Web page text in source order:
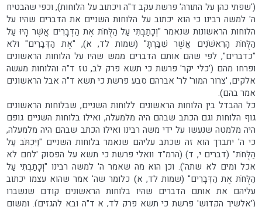
('שפתי כהן על התורה' פרשת עקב ד"ה ויכתוב על הלוחות), וכפי שהבטיח
ה' למשה רבינו כי הוא יכתוב על הלוחות השניים את הדברים שהיו על
הלוחות הראשונות שנאמר "וְכָתַבְתִּי עַל הַלֻּחֹת אֶת הַדְּבָרִים אֲשֶׁר הָיוּ עַל
הַלֻּחֹת הָרִאשֹׁנִים אֲשֶׁר שִׁבַּרְתָּ" (שמות לד, א), "אֶת הַדְּבָרִים" ולא
"כדברים", לפי שהם אותם הדברים ממש שהיו על הלוחות הראשונים
ופרחו מהם ('כלי יקר' פרשת כי תשא פרק לב, טז ד"ה והלוחות מעשה
אלקים, 'צרור המור' לר' אברהם סבע פרשת כי תשא ד"ה אבל הראשונים
אמר בהם).
כל ההבדל בין הלוחות הראשונים ללוחות השניים, שבלוחות הראשונים
גוף הלוחות וגם הכתב שבהם היה מלמעלה, ואילו בלוחות השניים גופם
היה מלמטה שנעשו על ידי משה רבינו ואילו הכתב שבהם היה מלמעלה,
כי ה' יתברך הוא זה שכתב עליהם שנאמר בלוחות השניים "וַיִּכְתֹּב עַל
הַלֻּחֹת" (דברים י, ד) (הרמ"ד וואלי פרשת כי תשא על הפסוק 'לחם לא
אכל ומים לא שתה'). וכן הוא מה שאמר ה' למשה רבינו "וְכָתַבְתִּי עַל
הַלֻּחֹת אֶת הַדְּבָרִים" (שמות לד, א) כלומר שה' אמר שהוא עצמו יכתוב
עליהם את אותם הדברים שהיו בלוחות הראשונים קודם שנשברו
('אלשיך הקדוש' פרשת כי תשא פרק לד, א ד"ה ובא להגזים). ומשום